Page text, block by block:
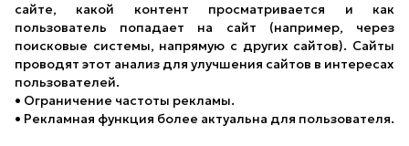
сайте, какой контент просматривается и как
пользователь попадает на сайт (например, через
поисковые системы, напрямую с других сайтов). Сайты
проводят этот анализ для улучшения сайтов в интересах
пользователей.
• Ограничение частоты рекламы.
• Рекламная функция более актуальна для пользователя.